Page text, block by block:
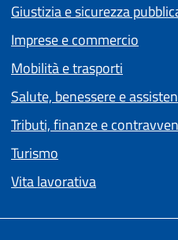
Giustizia e sicurezza
Imprese e commercio
Mobilità e trasporti
Salute, benessere e
Tributi, finanze e
Turismo
Vita lavorativa